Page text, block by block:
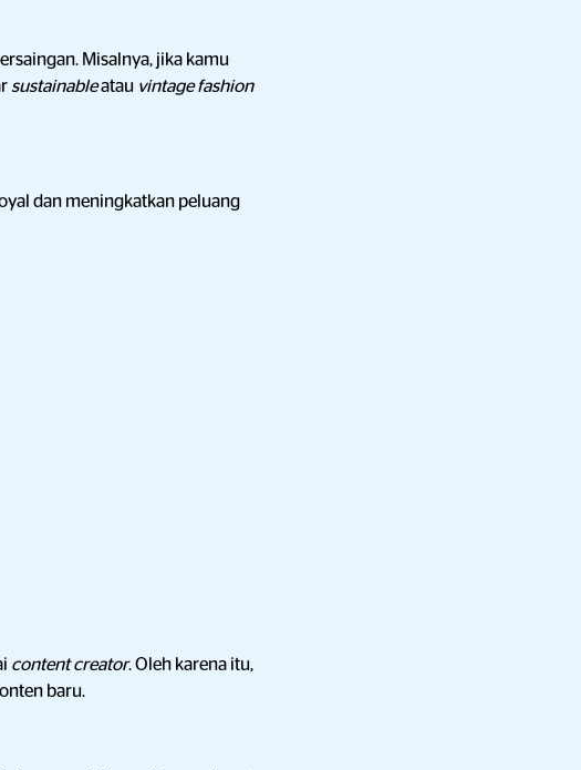
Misalnya, jika kamu
sustainableatau vintage fashion
dan meningkatkan peluang
content creator. Oleh karena itu,
baru.